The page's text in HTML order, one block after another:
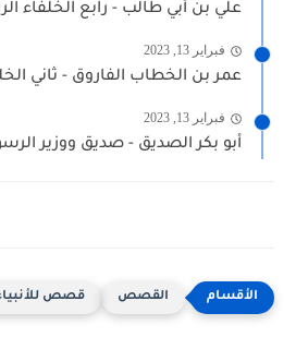
علي بن أبي طالب - رابع الخلفاء
فبراير 13, 2023
عمر بن الخطاب الفاروق - ثاني
فبراير 13, 2023
أبو بكر الصديق - صديق ووزير
القصص قصص